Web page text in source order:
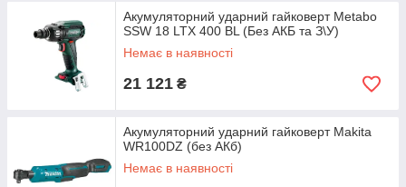
Акумуляторний ударний гайковерт Metabo
SSW 18 LTX 400 BL (Без АКБ та З\У)
Немає в наявності
21 121 ₴
Акумуляторний ударний гайковерт Makita
WR100DZ (без АКб)
Немає в наявності